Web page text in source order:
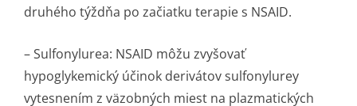
druhého týždňa po začiatku terapie s NSAID.
–Sulfonylurea: NSAID môžu zvyšovať
hypoglykemický účinok derivátov sulfonylurey
vytesnením z väzobných miest na plazmatických